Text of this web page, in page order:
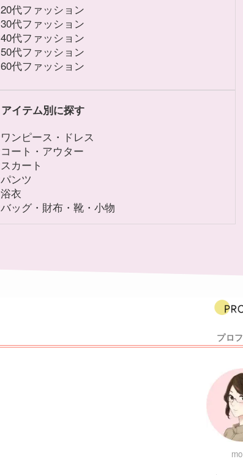
20代ファッション
30代ファッション
40代ファッション
50代ファッション
60代ファッション
アイテム別に探す
ワンピース・ドレス
コート・アウター
スカート
パンツ
浴衣
バッグ・財布・靴・小物
プロ